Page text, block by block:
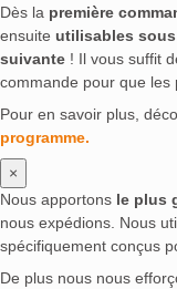
Dès la première
ensuite utilisables
suivante ! Il vous suffit
commande pour que les
Pour en savoir plus,
programme.
×
Nous apportons le plus
nous expédions. Nous
spécifiquement conçus
De plus nous nous